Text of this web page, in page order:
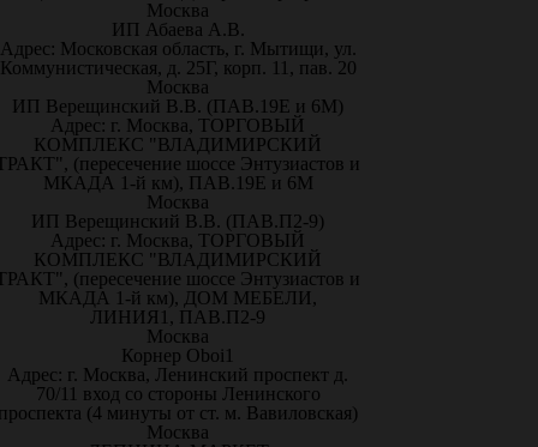
Москва
ИП Абаева А.В.
Адрес: Московская область, г. Мытищи, ул.
Коммунистическая, д. 25Г, корп. 11, пав. 20
Москва
ИП Верещинский В.В. (ПАВ.19Е и 6М)
Адрес: г. Москва, ТОРГОВЫЙ
КОМПЛЕКС "ВЛАДИМИРСКИЙ
(пересечение шоссе Энтузиастов и
МКАДА 1-й км), ПАВ.19Е и 6М
Москва
ИП Верещинский В.В. (ПАВ.П2-9)
Адрес: г. Москва, ТОРГОВЫЙ
КОМПЛЕКС "ВЛАДИМИРСКИЙ
(пересечение шоссе Энтузиастов и
МКАДА 1-й км), ДОМ МЕБЕЛИ,
ЛИНИЯ1, ПАВ.П2-9
Москва
Корнер Oboi1
Адрес: г. Москва, Ленинский проспект д.
70/11 вход со стороны Ленинского
(4 минуты от ст. м. Вавиловская)
Москва